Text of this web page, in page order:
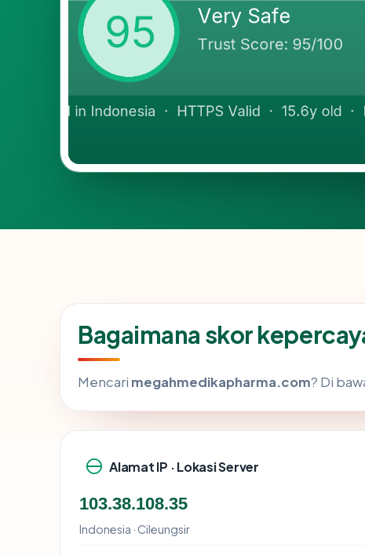
Bagaimana skor
Mencari megahmedikapharma.com? Di
Alamat IP · Lokasi Server
103.38.108.35
Indonesia · Cileungsir